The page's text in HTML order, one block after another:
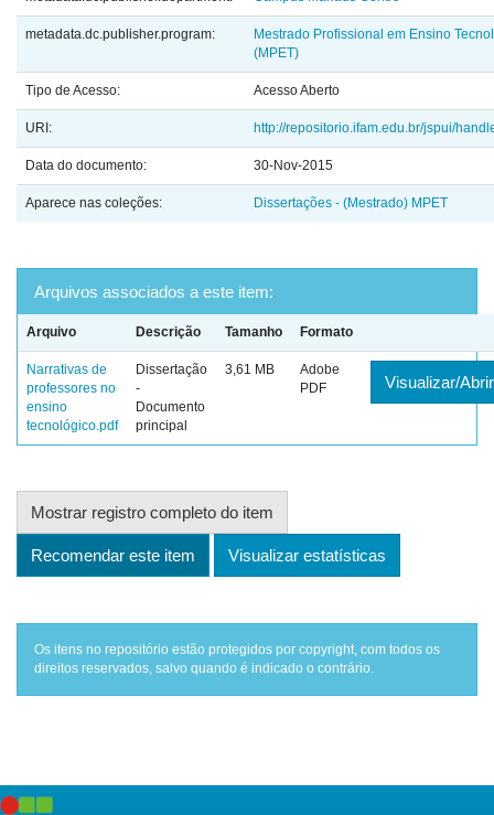
metadata.dc.publisher.program:
Mestrado Profissional em Ensino
(MPET)
Tipo de Acesso: Acesso Aberto
URI: http://repositorio.ifam.edu.br/jspui/
Data do documento: 30-Nov-2015
Aparece nas coleções: Dissertações - (Mestrado) MPET
Arquivos associados a este item:
Arquivo Descrição Tamanho Formato
Narrativas de
professores no
ensino
tecnológico.pdf
Dissertação
-
Documento
principal
3,61 MB
Adobe
PDF
Visualizar/Abrir
Mostrar registro completo do item
Recomendar este item Visualizar estatísticas
Os itens no repositório estão protegidos por copyright, com todos os
direitos reservados, salvo quando é indicado o contrário.